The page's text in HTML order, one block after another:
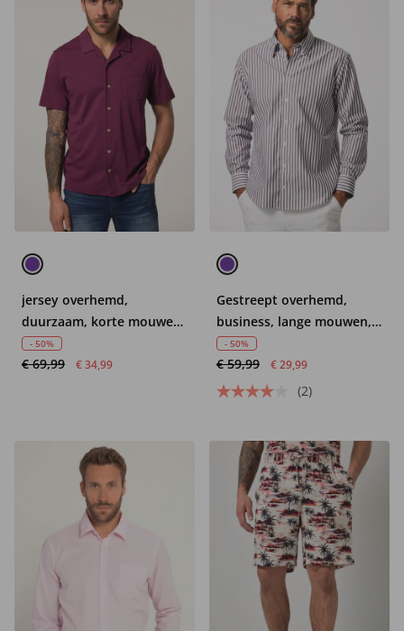
jersey overhemd,
duurzaam, korte mouwen,
Cuba-Fit, GOTS-
gecertificeerd biologisch
- 50%
€ 69,99 € 34,99
Gestreept overhemd,
business, lange mouwen,
verborgen buttondown-
kraag, EasyCare, Modern
Fit, tot 8XL
- 50%
€ 59,99 € 29,99
(2)